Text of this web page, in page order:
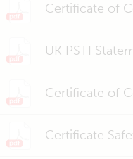
Certificate of
UK PSTI
Certificate of
Certificate